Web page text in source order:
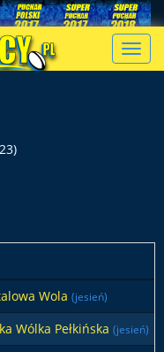
Wola (jesień)
Wólka Pełkińska (jesień)